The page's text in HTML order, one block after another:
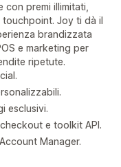
con premi illimitati,
touchpoint. Joy ti dà il
brandizzata
e marketing per
ripetute.
esclusivi.
e toolkit API.
Manager.